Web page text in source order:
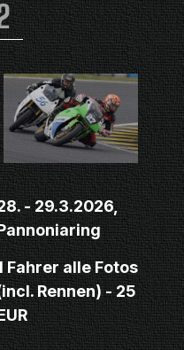
- 29.3.2026,
Fahrer alle Fotos
Rennen) - 25